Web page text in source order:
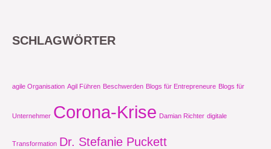
SCHLAGWÖRTER
agile Organisation Agil Führen Beschwerden Blogs für Entrepreneure Blogs für
Unternehmer Corona-Krise Damian Richter digitale
Transformation Dr. Stefanie Puckett